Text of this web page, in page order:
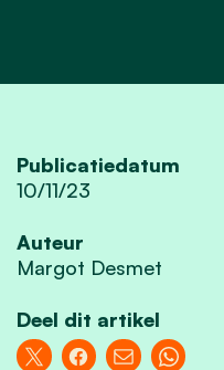
Publicatiedatum
10/11/23
Auteur
Margot Desmet
Deel dit artikel